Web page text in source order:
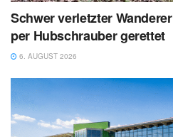
Schwer verletzter
per Hubschrauber gerettet
6. AUGUST 2026